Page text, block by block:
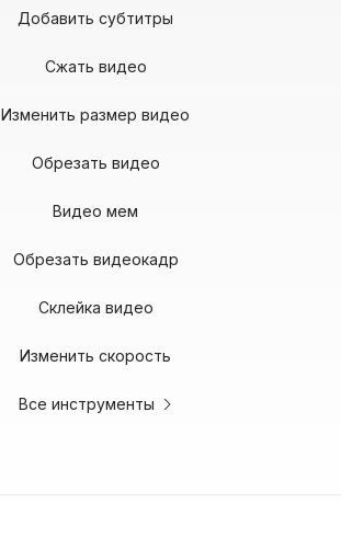
Добавить субтитры
Сжать видео
Изменить размер видео
Обрезать видео
Видео мем
Обрезать видеокадр
Склейка видео
Изменить скорость
Все инструменты